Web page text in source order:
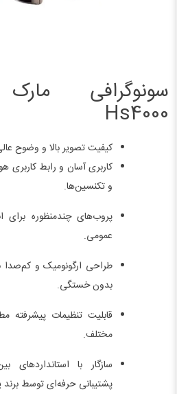
Hs4000
کیفیت تصویر بالا و وضوح
کاربری آسان و رابط کاربری
و تکنسین‌ها.
پروب‌های چندمنظوره
عمومی.
طراحی ارگونومیک و کم‌صدا
بدون خستگی.
قابلیت تنظیمات پیشرفته
مختلف.
سازگار با استانداردهای
پشتیبانی حرفه‌ای توسط برند